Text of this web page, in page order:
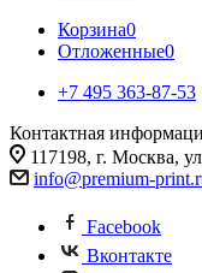
Корзина0
Отложенные0
+7 495 363-87-53
Контактная
117198, г. Москва,
info@premium-
Facebook
Вконтакте